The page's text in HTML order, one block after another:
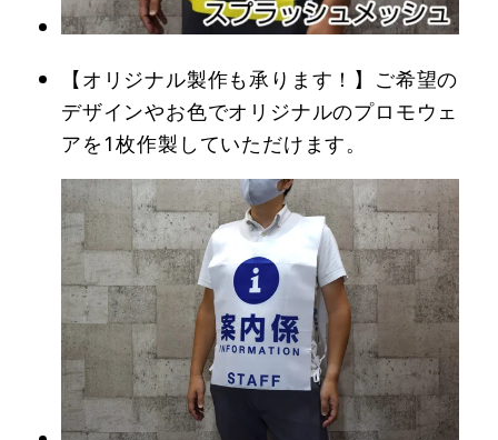
【オリジナル製作も承ります！】ご希望の
デザインやお色でオリジナルのプロモウェ
アを1枚作製していただけます。